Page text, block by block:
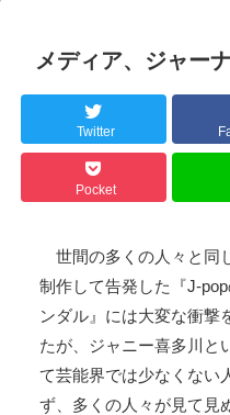
メディア、ジャー
Twitter
Pocket
世間の多くの人々と同
制作して告発した『J-
ンダル』には大変な衝撃
たが、ジャニー喜多川と
て芸能界では少なくない
ず、多くの人々が見て見